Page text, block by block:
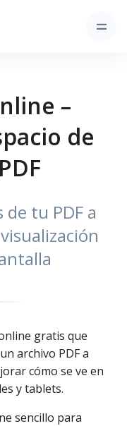
–
de
tu PDF a
gratis que
archivo PDF a
cómo se ve en
y tablets.
sencillo para